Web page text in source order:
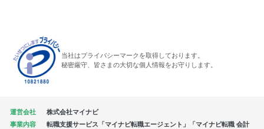
当社はプライバシーマークを取得しております。
秘密厳守、皆さまの大切な個人情報をお守りします。
運営会社
株式会社マイナビ
事業内容
転職支援サービス「マイナビ転職エージェント」「マイナビ転職 会計